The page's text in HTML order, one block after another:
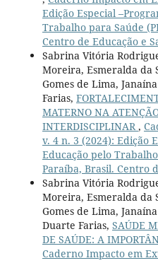
Edição Especial
Trabalho para Saúde
Centro de Educação e
Sabrina Vitória
Moreira, Esmeralda da
Gomes de Lima,
Farias,
MATERNO NA
INTERDISCIPLINAR,
v. 4 n. 3 (2024): Edição
Educação pelo
Paraíba, Brasil. Centro
Sabrina Vitória
Moreira, Esmeralda da
Gomes de Lima,
Duarte Farias, SAÚDE
DE SAÚDE: A
Caderno Impacto em